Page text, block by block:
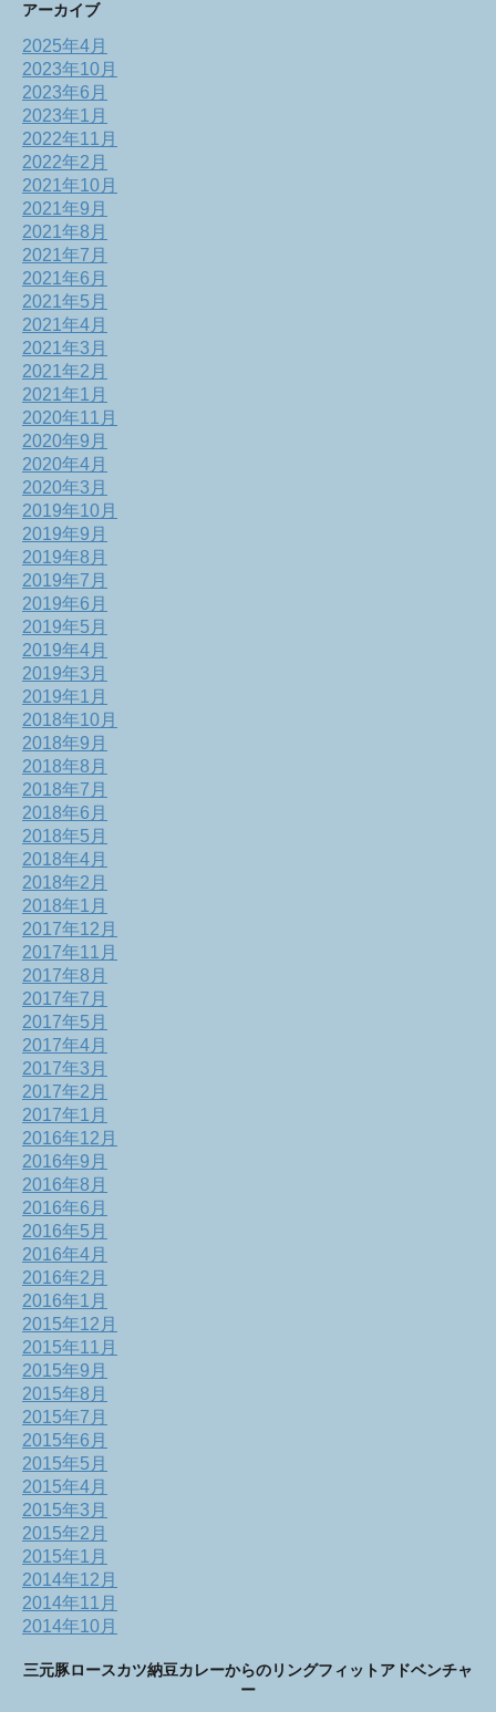
アーカイブ
2025年4月
2023年10月
2023年6月
2023年1月
2022年11月
2022年2月
2021年10月
2021年9月
2021年8月
2021年7月
2021年6月
2021年5月
2021年4月
2021年3月
2021年2月
2021年1月
2020年11月
2020年9月
2020年4月
2020年3月
2019年10月
2019年9月
2019年8月
2019年7月
2019年6月
2019年5月
2019年4月
2019年3月
2019年1月
2018年10月
2018年9月
2018年8月
2018年7月
2018年6月
2018年5月
2018年4月
2018年2月
2018年1月
2017年12月
2017年11月
2017年8月
2017年7月
2017年5月
2017年4月
2017年3月
2017年2月
2017年1月
2016年12月
2016年9月
2016年8月
2016年6月
2016年5月
2016年4月
2016年2月
2016年1月
2015年12月
2015年11月
2015年9月
2015年8月
2015年7月
2015年6月
2015年5月
2015年4月
2015年3月
2015年2月
2015年1月
2014年12月
2014年11月
2014年10月
三元豚ロースカツ納豆カレーからのリングフィットアドベンチャ
ー